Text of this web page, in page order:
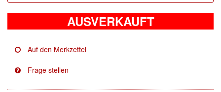
(1)
no-name AUSVERKAUFT